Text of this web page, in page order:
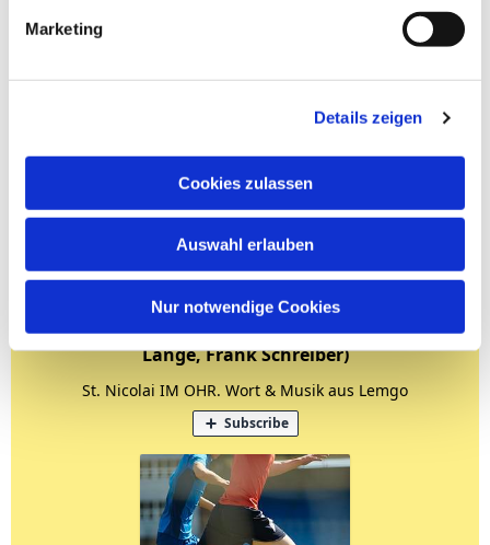
Marketing
Details zeigen
Cookies zulassen
Auswahl erlauben
Nur notwendige Cookies